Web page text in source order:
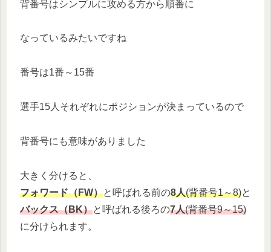
背番号はシンプルに攻める方から順番に
なっているみたいですね
番号は1番～15番
選手15人それぞれにポジションが決まっているので
背番号にも意味がありました
大きく分けると、
フォワード（FW）と呼ばれる前の8人(背番号1～8)と
バックス（BK）と呼ばれる後ろの7人(背番号9～15)
に分けられます。